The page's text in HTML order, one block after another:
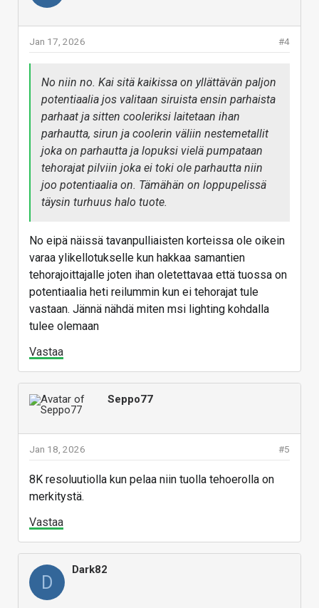
#4
Jan 17, 2026
No niin no. Kai sitä kaikissa on yllättävän paljon
potentiaalia jos valitaan siruista ensin parhaista
parhaat ja sitten cooleriksi laitetaan ihan
parhautta, sirun ja coolerin väliin nestemetallit
joka on parhautta ja lopuksi vielä pumpataan
tehorajat pilviin joka ei toki ole parhautta niin
joo potentiaalia on. Tämähän on loppupelissä
täysin turhuus halo tuote.
No eipä näissä tavanpulliaisten korteissa ole oikein
varaa ylikellotukselle kun hakkaa samantien
tehorajoittajalle joten ihan oletettavaa että tuossa on
potentiaalia heti reilummin kun ei tehorajat tule
vastaan. Jännä nähdä miten msi lighting kohdalla
tulee olemaan
Vastaa
Seppo77
#5
Jan 18, 2026
8K resoluutiolla kun pelaa niin tuolla tehoerolla on
merkitystä.
Vastaa
D
Dark82